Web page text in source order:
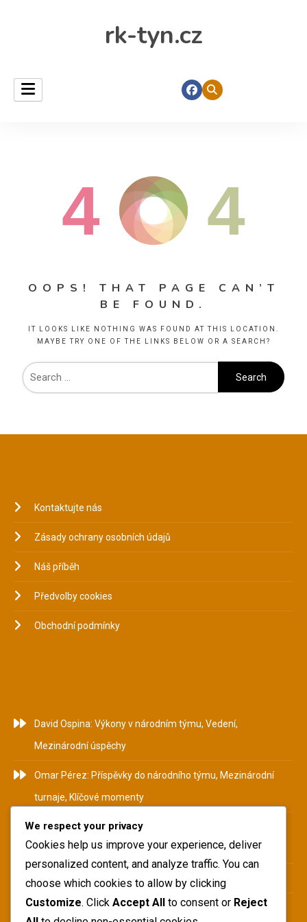
rk-tyn.cz
4 4
OOPS! THAT PAGE CAN’T
BE FOUND.
IT LOOKS LIKE NOTHING WAS FOUND AT THIS LOCATION.
MAYBE TRY ONE OF THE LINKS BELOW OR A SEARCH?
Kontaktujte nás
Zásady ochrany osobních údajů
Náš příběh
Předvolby cookies
Obchodní podmínky
David Ospina: Výkony v národním týmu, Vedení,
Mezinárodní úspěchy
Omar Pérez: Příspěvky do národního týmu, Mezinárodní
turnaje, Klíčové momenty
Camilo Zúñiga: Historie národního týmu, Mezinárodní
příspěvky, Klíčové výkony
Pablo Armero: Pozadí, Začátky kariéry, Osobní život
Yerry Mina: Příspěvky do národního týmu, Mezinárodní
We respect your privacy
Cookies help us improve your experience, deliver
personalized content, and analyze traffic. You can
choose which cookies to allow by clicking
Customize. Click Accept All to consent or Reject